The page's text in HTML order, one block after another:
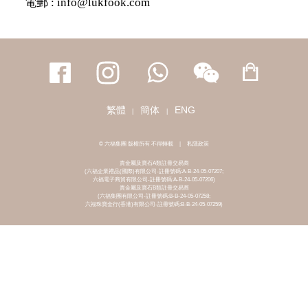
繁體 簡体 ENG
© 六福集團 版權所有 不得轉載 | 私隱政策
貴金屬及寶石A類註冊交易商
(六福企業禮品(國際)有限公司-註冊號碼:A-B-24-05-07207;
六福電子商貿有限公司-註冊號碼:A-B-24-05-07206)
貴金屬及寶石B類註冊交易商
(六福集團有限公司-註冊號碼:B-B-24-05-07258;
六福珠寶金行(香港)有限公司-註冊號碼:B-B-24-05-07259)